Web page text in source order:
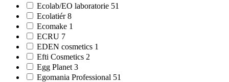
Ecolab/EO laboratorie 51
Ecolatiér 8
Ecomake 1
ECRU 7
EDEN cosmetics 1
Efti Cosmetics 2
Egg Planet 3
Egomania Professional 51